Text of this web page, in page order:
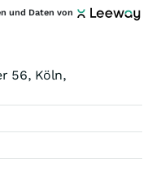
und Daten von
56, Köln,